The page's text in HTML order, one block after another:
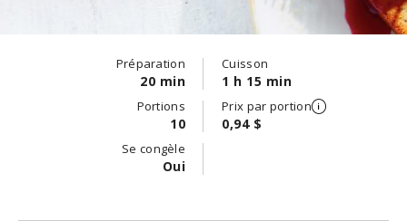
Préparation
20 min
Cuisson
1 h 15 min
Portions
10
Prix par portion
0,94 $
Se congèle
Oui